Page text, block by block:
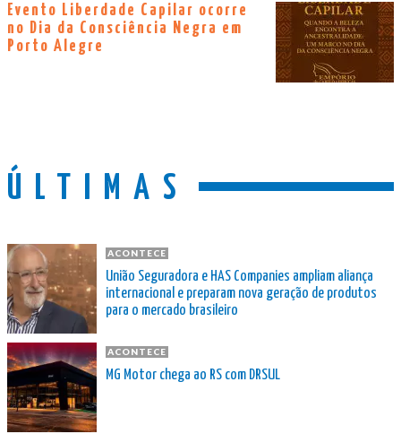
Evento Liberdade Capilar ocorre
no Dia da Consciência Negra em
Porto Alegre
ÚLTIMAS
ACONTECE
União Seguradora e HAS Companies ampliam aliança
internacional e preparam nova geração de produtos
para o mercado brasileiro
ACONTECE
MG Motor chega ao RS com DRSUL